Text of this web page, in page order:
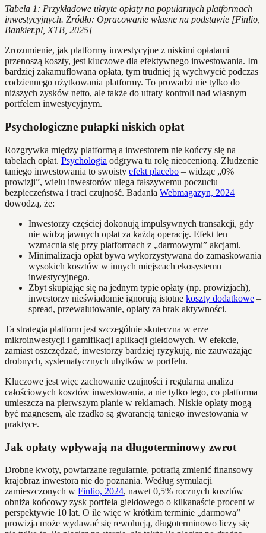
Tabela 1: Przykładowe ukryte opłaty na popularnych platformach
inwestycyjnych. Źródło: Opracowanie własne na podstawie [Finlio,
Bankier.pl, XTB, 2025]
Zrozumienie, jak platformy inwestycyjne z niskimi opłatami
przenoszą koszty, jest kluczowe dla efektywnego inwestowania. Im
bardziej zakamuflowana opłata, tym trudniej ją wychwycić podczas
codziennego użytkowania platformy. To prowadzi nie tylko do
niższych zysków netto, ale także do utraty kontroli nad własnym
portfelem inwestycyjnym.
Psychologiczne pułapki niskich opłat
Rozgrywka między platformą a inwestorem nie kończy się na
tabelach opłat. Psychologia odgrywa tu rolę nieocenioną. Złudzenie
taniego inwestowania to swoisty efekt placebo – widząc „0%
prowizji”, wielu inwestorów ulega fałszywemu poczuciu
bezpieczeństwa i traci czujność. Badania Webmagazyn, 2024
dowodzą, że:
Inwestorzy częściej dokonują impulsywnych transakcji, gdy
nie widzą jawnych opłat za każdą operację. Efekt ten
wzmacnia się przy platformach z „darmowymi” akcjami.
Minimalizacja opłat bywa wykorzystywana do zamaskowania
wysokich kosztów w innych miejscach ekosystemu
inwestycyjnego.
Zbyt skupiając się na jednym typie opłaty (np. prowizjach),
inwestorzy nieświadomie ignorują istotne koszty dodatkowe –
spread, przewalutowanie, opłaty za brak aktywności.
Ta strategia platform jest szczególnie skuteczna w erze
mikroinwestycji i gamifikacji aplikacji giełdowych. W efekcie,
zamiast oszczędzać, inwestorzy bardziej ryzykują, nie zauważając
drobnych, systematycznych ubytków w portfelu.
Kluczowe jest więc zachowanie czujności i regularna analiza
całościowych kosztów inwestowania, a nie tylko tego, co platforma
umieszcza na pierwszym planie w reklamach. Niskie opłaty mogą
być magnesem, ale rzadko są gwarancją taniego inwestowania w
praktyce.
Jak opłaty wpływają na długoterminowy zwrot
Drobne kwoty, powtarzane regularnie, potrafią zmienić finansowy
krajobraz inwestora nie do poznania. Według symulacji
zamieszczonych w Finlio, 2024, nawet 0,5% rocznych kosztów
obniża końcowy zysk portfela giełdowego o kilkanaście procent w
perspektywie 10 lat. O ile więc w krótkim terminie „darmowa”
prowizja może wydawać się rewolucją, długoterminowo liczy się